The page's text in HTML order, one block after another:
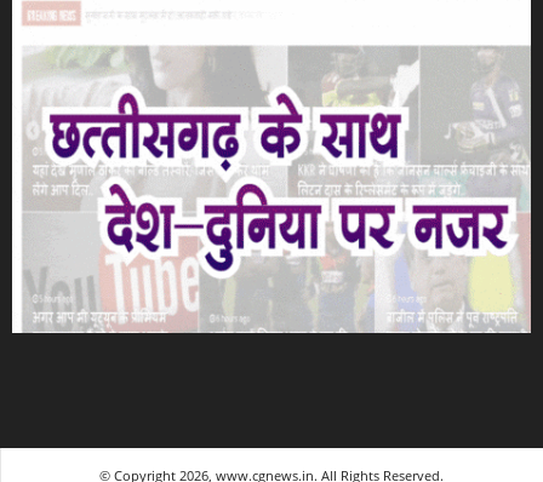
© Copyright 2026, www.cgnews.in. All Rights Reserved.